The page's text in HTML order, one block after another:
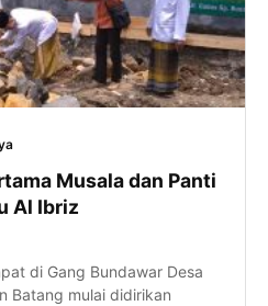
Musala dan Panti
Al Ibriz
di Gang Bundawar Desa
Batang mulai didirikan